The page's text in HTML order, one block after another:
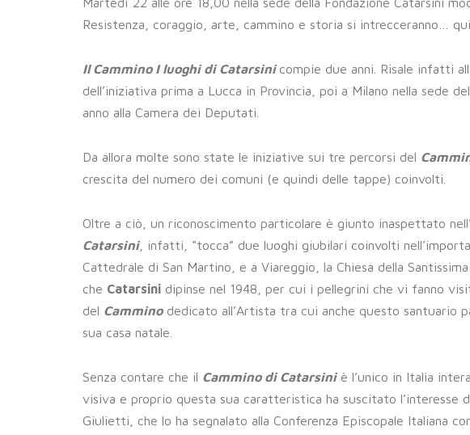
Resistenza, coraggio, arte, cammino e storia si intrecceranno…
IlCammino I luoghi di Catarsini compie due anni. Risale infatti
dell’iniziativa prima a Lucca in Provincia, poi a Milano nella sede
anno alla Camera dei Deputati.
Da allora molte sono state le iniziative sui tre percorsi del
crescita del numero dei comuni (e quindi delle tappe) coinvolti.
Oltre a ciò, un riconoscimento particolare è giunto inaspettato
Catarsini, infatti, “tocca” due luoghi giubilari coinvolti
Cattedrale di San Martino, e a Viareggio, la Chiesa della
che Catarsini dipinse nel 1948, per cui i pellegrini che vi fanno
del Cammino dedicato all’Artista tra cui anche questo
sua casa natale.
Senza contare che il Cammino di Catarsiniè l’unico in Italia
visiva e proprio questa sua caratteristica ha suscitato l’interesse
Giulietti, che lo ha segnalato alla Conferenza Episcopale Italiana